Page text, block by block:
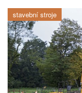
stavební stroje